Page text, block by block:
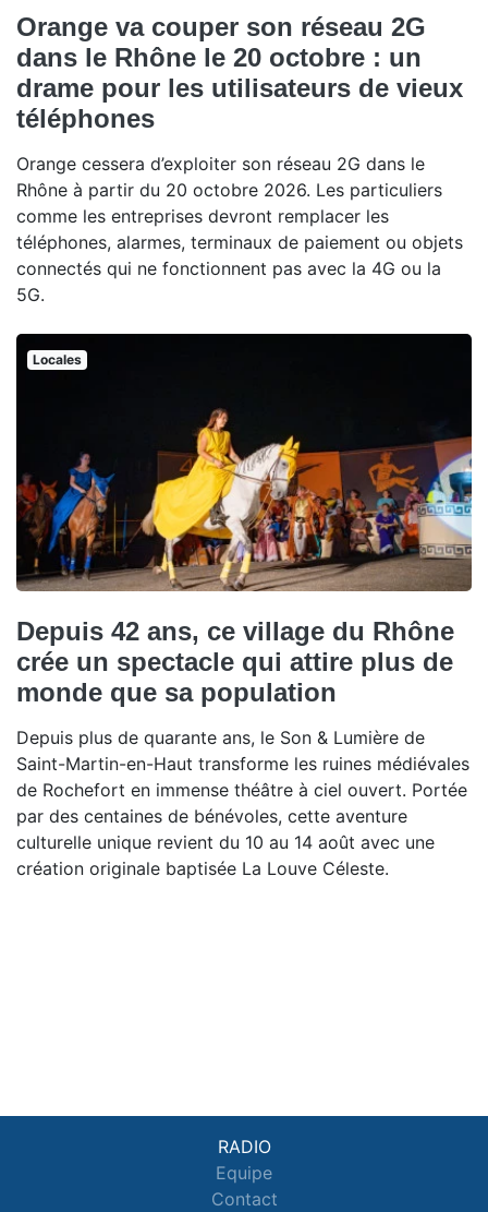
Orange va couper son réseau 2G
dans le Rhône le 20 octobre : un
drame pour les utilisateurs de vieux
téléphones
Orange cessera d’exploiter son réseau 2G dans le
Rhône à partir du 20 octobre 2026. Les particuliers
comme les entreprises devront remplacer les
téléphones, alarmes, terminaux de paiement ou objets
connectés qui ne fonctionnent pas avec la 4G ou la
5G.
Locales
Depuis 42 ans, ce village du Rhône
crée un spectacle qui attire plus de
monde que sa population
Depuis plus de quarante ans, le Son & Lumière de
Saint-Martin-en-Haut transforme les ruines médiévales
de Rochefort en immense théâtre à ciel ouvert. Portée
par des centaines de bénévoles, cette aventure
culturelle unique revient du 10 au 14 août avec une
création originale baptisée La Louve Céleste.
RADIO
Equipe
Contact